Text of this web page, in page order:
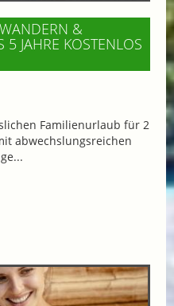
&
JAHRE KOSTENLOS
Familienurlaub für 2
abwechslungsreichen